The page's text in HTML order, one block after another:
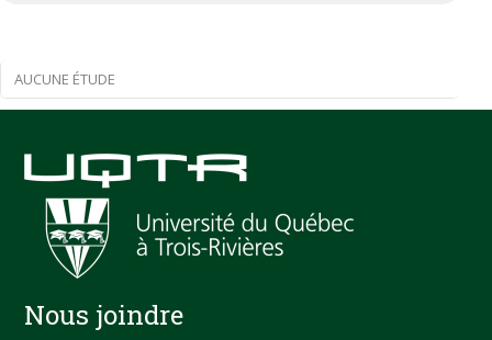
AUCUNE ÉTUDE
Nous joindre